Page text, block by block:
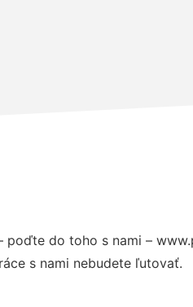
poďte do toho s nami –
s nami nebudete ľutovať.